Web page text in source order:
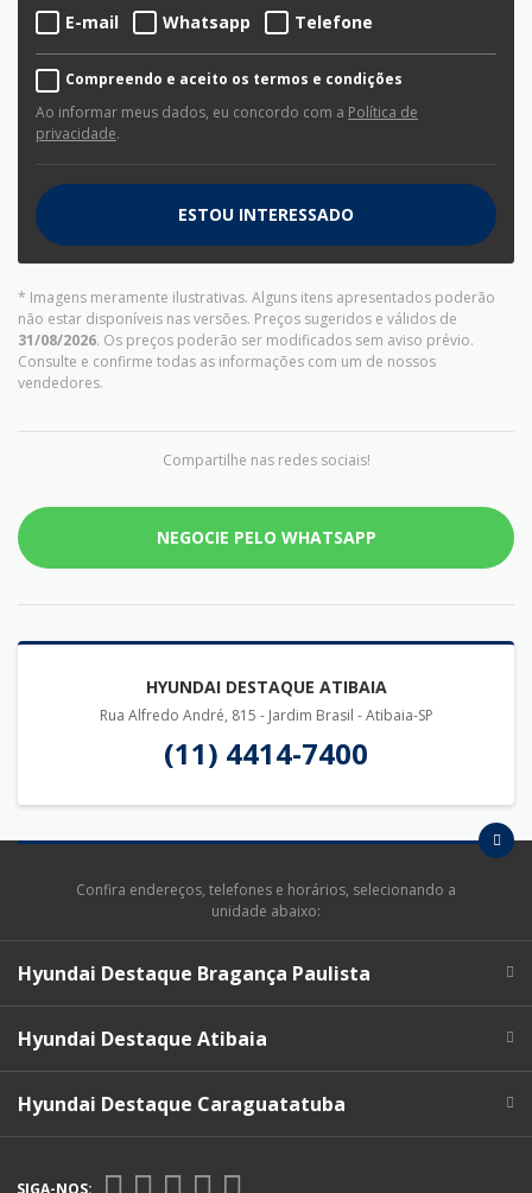
E-mail
Whatsapp Telefone
Compreendo e aceito os termos e condições
Ao informar meus dados, eu concordo com a Política de
privacidade.
ESTOU INTERESSADO
* Imagens meramente ilustrativas. Alguns itens apresentados poderão
não estar disponíveis nas versões. Preços sugeridos e válidos de
31/08/2026. Os preços poderão ser modificados sem aviso prévio.
Consulte e confirme todas as informações com um de nossos
vendedores.
Compartilhe nas redes sociais!
NEGOCIE PELO WHATSAPP
HYUNDAI DESTAQUE ATIBAIA
Rua Alfredo André, 815 - Jardim Brasil - Atibaia-SP
(11) 4414-7400
Confira endereços, telefones e horários, selecionando a
unidade abaixo:
Hyundai Destaque Bragança Paulista
Hyundai Destaque Atibaia
Hyundai Destaque Caraguatatuba